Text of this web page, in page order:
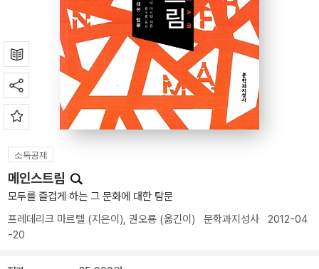
소득공제
메인스트림
모두를 즐겁게 하는 그 문화에 대한 탐문
프레데리크 마르텔 (지은이), 권오룡 (옮긴이) 문학과지성사 2012-04
-20